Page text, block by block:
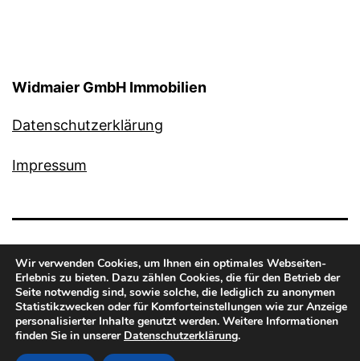
Widmaier GmbH Immobilien
Datenschutzerklärung
Impressum
Stolz präsentiert vonWordPress.
Wir verwenden Cookies, um Ihnen ein optimales Webseiten-
Erlebnis zu bieten. Dazu zählen Cookies, die für den Betrieb der
Seite notwendig sind, sowie solche, die lediglich zu anonymen
Statistikzwecken oder für Komforteinstellungen wie zur Anzeige
personalisierter Inhalte genutzt werden. Weitere Informationen
finden Sie in unserer Datenschutzerklärung.